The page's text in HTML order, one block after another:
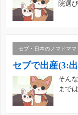
院選
出産
ん並
セブ・日本のノマドママ
セブで出産(3:
そん
まで
ると